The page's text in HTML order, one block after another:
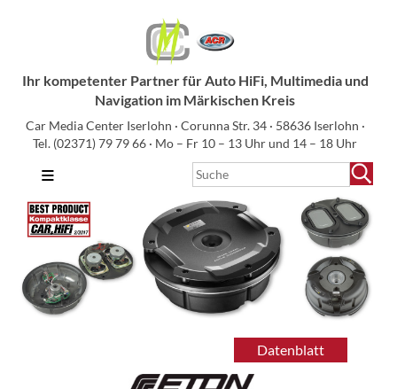
Ihr kompetenter Partner für Auto HiFi, Multimedia und
Navigation im Märkischen Kreis
Car Media Center Iserlohn · Corunna Str. 34 · 58636 Iserlohn ·
Tel. (02371) 79 79 66 · Mo – Fr 10 – 13 Uhr und 14 – 18 Uhr
≡
Datenblatt